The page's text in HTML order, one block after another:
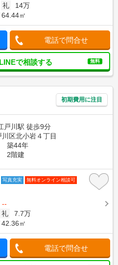
礼
14万
64.44㎡
電話で問合せ
で相談する 無料
初期費用に注目
戸川駅 徒歩9分
区北小岩４丁目
築44年
2階建
写真充実 無料オンライン相談可
--
礼
7.7万
42.36㎡
電話で問合せ